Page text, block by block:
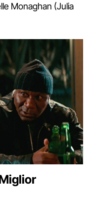
Monaghan (Julia